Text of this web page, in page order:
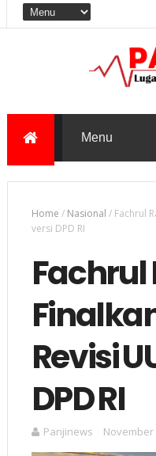
Home / Nasional / Fachrul
versi DPD RI
Fachrul
Revisi
DPD RI
Panjinews November